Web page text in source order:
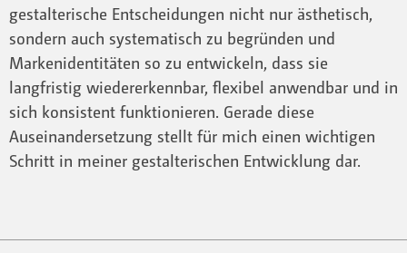
gestalterische Entscheidungen nicht nur ästhetisch,
sondern auch systematisch zu begründen und
Markenidentitäten so zu entwickeln, dass sie
langfristig wiedererkennbar, flexibel anwendbar und in
sich konsistent funktionieren. Gerade diese
Auseinandersetzung stellt für mich einen wichtigen
Schritt in meiner gestalterischen Entwicklung dar.